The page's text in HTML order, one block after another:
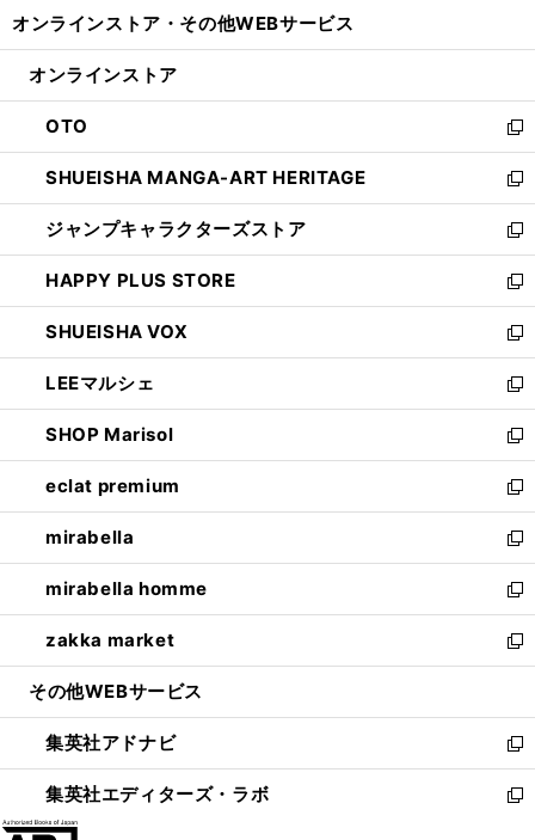
開
ン
ウ
で
開
く
ウ
ン
ド
ウ
で
開
く
オンラインストア・ その他WEBサービス
オンラインストア
OTO
新
し
い
ウ
ィ
ン
ド
ウ
で
開
く
SHUEISHA MANGA-ART HERITAGE
新
し
い
ウ
ィ
ン
ド
ウ
で
開
く
ジャンプキャラクターズストア
新
し
い
ウ
ィ
ン
ド
ウ
で
開
く
HAPPY PLUS STORE
新
し
い
ウ
ィ
ン
ド
ウ
で
開
く
SHUEISHA VOX
新
し
い
ウ
ィ
ン
ド
ウ
で
開
く
LEEマルシェ
新
し
い
ウ
ィ
ン
ド
ウ
で
開
く
SHOP Marisol
新
し
い
ウ
ィ
ン
ド
ウ
で
開
eclat premium
新
し
い
ウ
ィ
ン
ド
ウ
開
く
mirabella
新
し
い
ウ
ィ
ン
ウ
で
開
く
mirabella homme
新
し
い
ウ
ン
ド
ウ
で
zakka market
新
し
ウ
ィ
ン
ド
その他WEBサービス
集英社アドナビ
新
し
い
集英社エディターズ・ラボ
新